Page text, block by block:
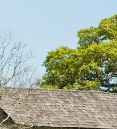
flecha hacia arriba y hacia abajo o